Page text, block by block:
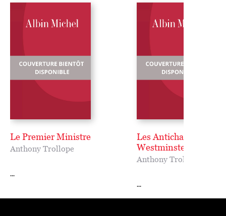
Le Premier Ministre
Anthony Trollope
...
Les Antichambres de
Westminster
Anthony Trollope
...